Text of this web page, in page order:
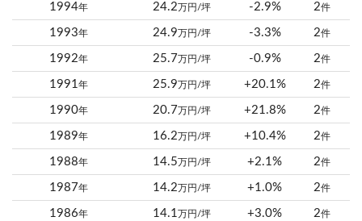
1994年 24.2 万円/坪 -2.9% 2件
1993年 24.9 万円/坪 -3.3% 2件
1992年 25.7 万円/坪 -0.9% 2件
1991年 25.9 万円/坪 +20.1% 2件
1990年 20.7 万円/坪 +21.8% 2件
1989年 16.2 万円/坪 +10.4% 2件
1988年 14.5 万円/坪 +2.1% 2件
1987年 14.2 万円/坪 +1.0% 2件
1986年 14.1 万円/坪 +3.0% 2件